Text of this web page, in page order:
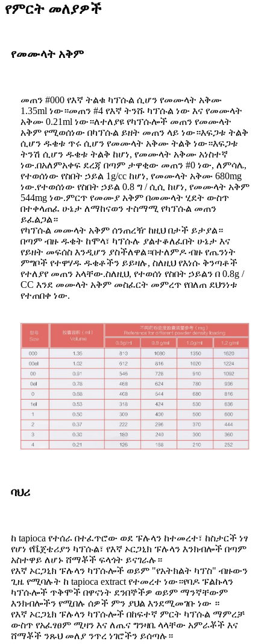
የምርት መለያዎች
የመሙላት አቅም
መጠን #000 የእኛ ትልቁ ካፕሱል ሲሆን የመሙላት አቅሙ
1.35ml ነው።መጠን #4 የእኛ ትንሹ ካፕሱል ነው እና የመሙላት
አቅሙ 0.21ml ነው።ለተለያዩ የካፕሱሎች መጠን የመሙላት
አቅም የሚወሰነው በካፕሱል ይዘት መጠን ላይ ነው።እፍጋቱ ትልቅ
ሲሆን ዱቄቱ ጥሩ ሲሆን የመሙላት አቅሙ ትልቅ ነው።እፍጋቱ
ትንሽ ሲሆን ዱቄቱ ትልቅ ከሆነ, የመሙላት አቅሙ አነስተኛ
ነው.በአለምአቀፍ ደረጃ በጣም ታዋቂው መጠን #0 ነው, ለምሳሌ,
የተወሰነው የስበት ኃይል 1g/cc ከሆነ, የመሙላት አቅሙ 680mg
ነው.የተወሰነው የስበት ኃይል 0.8 ግ / ሲሲ ከሆነ, የመሙላት አቅም
544mg ነው.ምርጥ የመሙያ አቅም በመሙላት ሂደት ውስጥ
በተቀላጠፈ ሁኔታ ለማከናወን ተስማሚ የካፕሱል መጠን
ይፈልጋል።
የካፕሱል መሙላት አቅም ሰንጠረዥ ከዚህ በታች ይታያል።
በጣም ብዙ ዱቄት ከሞላ፣ ካፕሱሉ ያልተቆለፈበት ሁኔታ እና
የይዘት መፍሰስ እንዲሆን ያስችለዋል።በተለምዶ ብዙ የጤንነት
ምግቦች የተዋሃዱ ዱቄቶችን ይይዛሉ, ስለዚህ የእነሱ ቅንጣቶች
የተለያየ መጠን አላቸው.ስለዚህ, የተወሰነ የስበት ኃይልን በ 0.8g /
CC እንደ መሙላት አቅም መስፈርት መምረጥ የበለጠ ደህንነቱ
የተጠበቀ ነው.
ባህሪ
ከ tapioca የተሰራ በተፈጥሮው ወደ ፑሉላን ከተመረተ፣ ከስታርች ነፃ
የሆነ የቬጀቴሪያን ካፕሱል፣ የእኛ ኦርጋኒክ ፑሉላን እንክብሎች በጣም
አስተዋይ ለሆኑ ሸማቾች ፍላጎት ይናገራሉ።
የእኛ ኦርጋኒክ ፑሉላን ካፕሱሎች ወይም "የአትክልት ካፕስ" ብዙውን
ጊዜ የሚባሉት ከ tapioca extract የተመረተ ነው።የባዶ ፑልኩላን
ካፕሱሎች ጥቅሞች በዋናነት ደንበኞችዎ ወይም ማንኛቸውም
እንክብሎችን የሚበሉ ሰዎች ምን ያህል እንደሚመገቡ ነው ።
የእኛ ኦርጋኒክ ፑሉላን ካፕሱሎች በከፍተኛ ምርት ካፕሱል ማምረቻ
ውስጥ የአፈፃፀም ሚዛን እና ለጤና ግንዛቤ ላላቸው አምራቾች እና
ሸማቾች ንጹህ መለያ ንጥረ ነገሮችን ይሰጣሉ።